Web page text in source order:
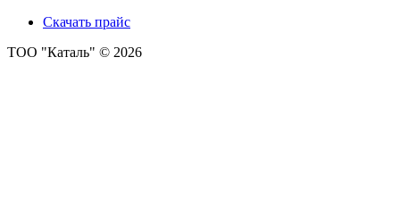
Скачать прайс
ТОО "Каталь" © 2026